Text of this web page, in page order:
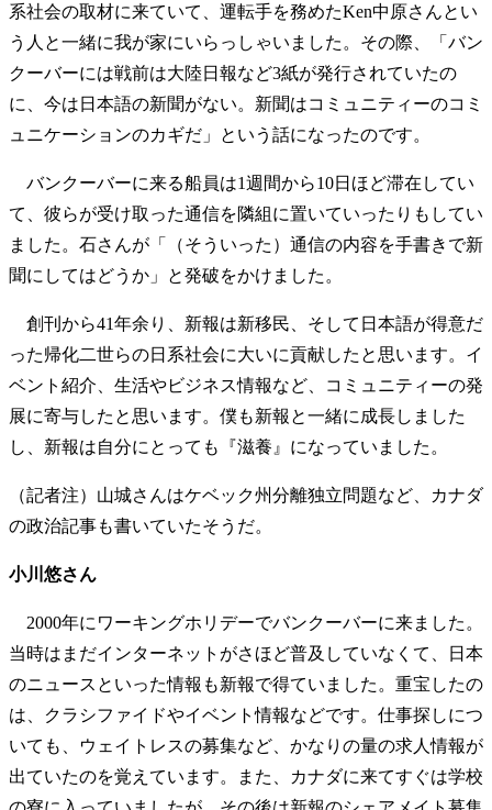
系社会の取材に来ていて、運転手を務めたKen中原さんとい
う人と一緒に我が家にいらっしゃいました。その際、「バン
クーバーには戦前は大陸日報など3紙が発行されていたの
に、今は日本語の新聞がない。新聞はコミュニティーのコミ
ュニケーションのカギだ」という話になったのです。
バンクーバーに来る船員は1週間から10日ほど滞在してい
て、彼らが受け取った通信を隣組に置いていったりもしてい
ました。石さんが「（そういった）通信の内容を手書きで新
聞にしてはどうか」と発破をかけました。
創刊から41年余り、新報は新移民、そして日本語が得意だ
った帰化二世らの日系社会に大いに貢献したと思います。イ
ベント紹介、生活やビジネス情報など、コミュニティーの発
展に寄与したと思います。僕も新報と一緒に成長しました
し、新報は自分にとっても『滋養』になっていました。
（記者注）山城さんはケベック州分離独立問題など、カナダ
の政治記事も書いていたそうだ。
小川悠さん
2000年にワーキングホリデーでバンクーバーに来ました。
当時はまだインターネットがさほど普及していなくて、日本
のニュースといった情報も新報で得ていました。重宝したの
は、クラシファイドやイベント情報などです。仕事探しにつ
いても、ウェイトレスの募集など、かなりの量の求人情報が
出ていたのを覚えています。また、カナダに来てすぐは学校